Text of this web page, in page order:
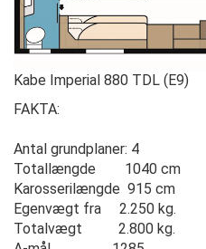
Kabe Imperial 880 TDL (E9)
FAKTA:
Antal grundplaner: 4
Totallængde 1040 cm
Karosserilængde 915 cm
Egenvægt fra 2.250 kg.
Totalvægt 2.800 kg.